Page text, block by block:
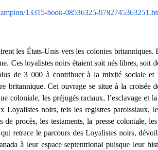
13315-book-08536325-
les États-Unis vers les colonies
Ces loyalistes noirs étaient soit nés libres, soit
de 3 000 à contribuer à la mixité sociale et
britannique. Cet ouvrage se situe à la croisée
coloniale, les préjugés raciaux, l’esclavage
Loyalistes noirs, tels les registres paroissiaux,
procès, les testaments, la presse coloniale,
retrace le parcours des Loyalistes noirs,
à leur espace septentrional puisque leur